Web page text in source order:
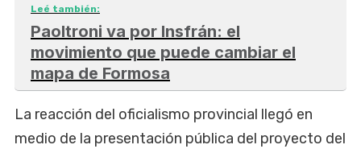
Leé también:
Paoltroni va por Insfrán: el
movimiento que puede cambiar el
mapa de Formosa
La reacción del oficialismo provincial llegó en
medio de la presentación pública del proyecto del